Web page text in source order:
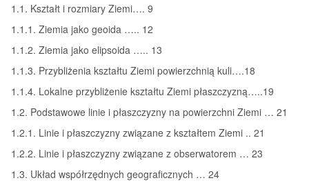
1.1. Kształt i rozmiary Ziemi…. 9
1.1.1. Ziemia jako geoida ….. 12
1.1.2. Ziemia jako elipsoida ….. 13
1.1.3. Przybliżenia kształtu Ziemi powierzchnią kuli….18
1.1.4. Lokalne przybliżenie kształtu Ziemi płaszczyzną…..19
1.2. Podstawowe linie i płaszczyzny na powierzchni Ziemi … 21
1.2.1. Linie i płaszczyzny związane z kształtem Ziemi .. 21
1.2.2. Linie i płaszczyzny związane z obserwatorem … 23
1.3. Układ współrzędnych geograficznych … 24